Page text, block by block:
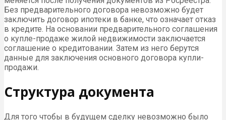
Без предварительного договора невозможно будет
заключить договор ипотеки в банке, что означает отказ
в кредите. На основании предварительного соглашения
о купле-продаже жилой недвижимости заключается
соглашение о кредитовании. Затем из него берутся
данные для заключения основного договора купли-
продажи.
Структура документа
Для того чтобы в будущем сделку невозможно было